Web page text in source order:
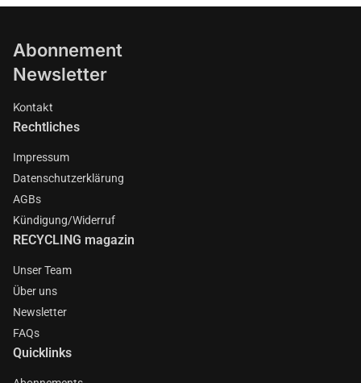
Abonnement
Newsletter
Kontakt
Rechtliches
Impressum
Datenschutzerklärung
AGBs
Kündigung/Widerruf
RECYCLING magazin
Unser Team
Über uns
Newsletter
FAQs
Quicklinks